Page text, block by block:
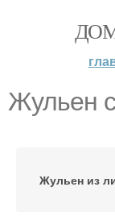
Жульен
Жульен из